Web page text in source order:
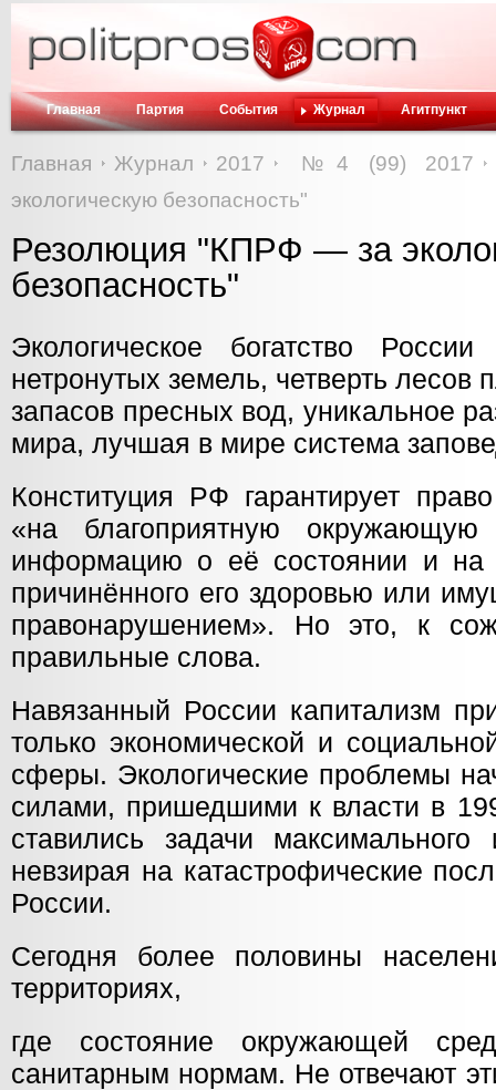
Главная Партия События Журнал Агитпункт
Главная Журнал 2017
№4 (99) 2017
экологическую безопасность"
Резолюция "КПРФ — за
безопасность"
Экологическое богатство
нетронутых земель, четверть лесов
запасов пресных вод, уникальное
мира, лучшая в мире система
Конституция РФ гарантирует
«на благоприятную окружающую
информацию о её состоянии и на
причинённого его здоровью или
правонарушением». Но это, к
правильные слова.
Навязанный России капитализм
только экономической и
сферы. Экологические проблемы
силами, пришедшими к власти в
ставились задачи максимального
невзирая на катастрофические
России.
Сегодня более половины
территориях,
где состояние окружающей
санитарным нормам. Не отвечают